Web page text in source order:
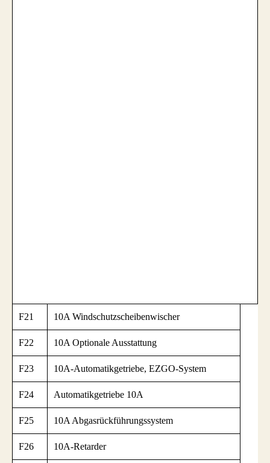
F21 10A Windschutzscheibenwischer
F22 10A Optionale Ausstattung
F23 10A-Automatikgetriebe, EZGO-System
F24 Automatikgetriebe 10A
F25 10A Abgasrückführungssystem
F26 10A-Retarder